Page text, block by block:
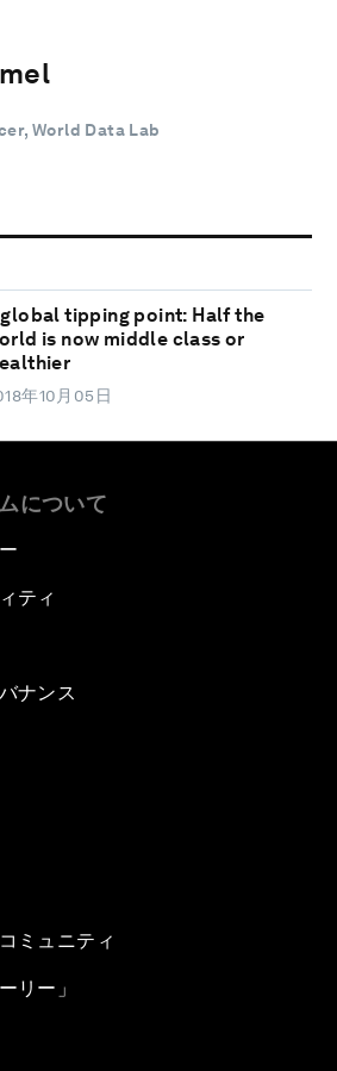
World Data Lab
global tipping point: Half the
is now middle class or
年10月05日
について
ティ
ナンス
ミュニティ
リー」